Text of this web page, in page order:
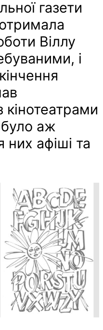
газети
Віллу
і
кінотеатрами
було аж
них афіші та